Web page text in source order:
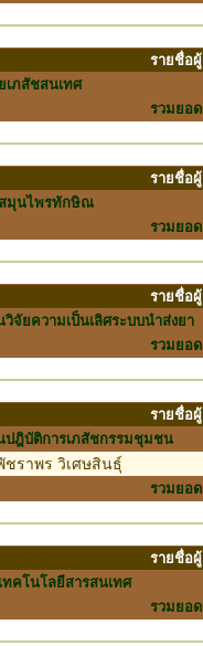
รายชื่อ
เภสัชสนเทศ
รวมยอด
รายชื่อ
มุนไพรทักษิณ
รวมยอด
รายชื่อ
วิจัยความเป็นเลิศระบบนำส่งยา
รวมยอด
รายชื่อ
ปฎิบัติการเภสัชกรรมชุมชน
ชราพร วิเศษสินธุ์
รวมยอด
รายชื่อ
ทคโนโลยีสารสนเทศ
รวมยอด